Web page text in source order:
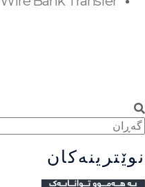
Search
Search
نوێترینەکان